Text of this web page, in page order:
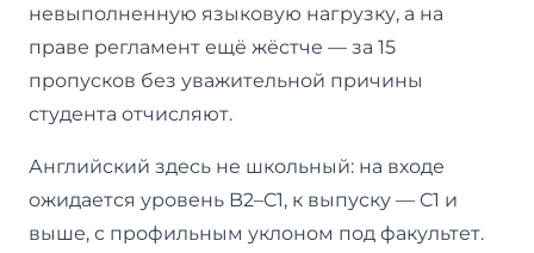
невыполненную языковую нагрузку, а на
праве регламент ещё жёстче — за 15
пропусков без уважительной причины
студента отчисляют.
Английский здесь не школьный: на входе
ожидается уровень B2–C1, к выпуску — C1 и
выше, с профильным уклоном под факультет.